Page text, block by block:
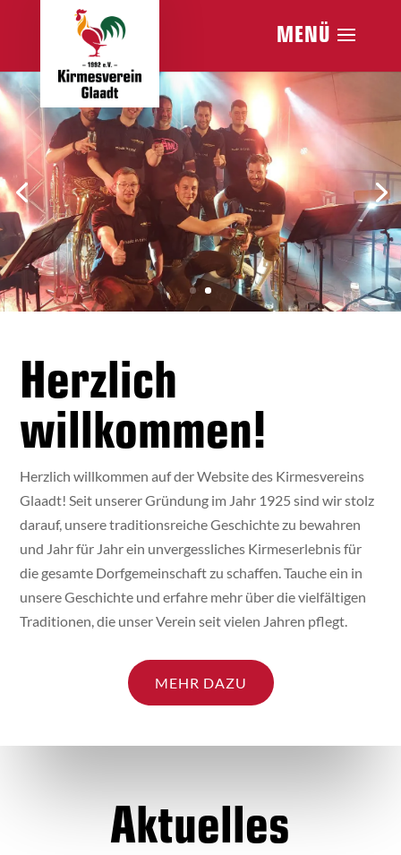
Herzlich
willkommen!
Herzlich willkommen auf der Website des Kirmesvereins
Glaadt! Seit unserer Gründung im Jahr 1925 sind wir stolz
darauf, unsere traditionsreiche Geschichte zu bewahren
und Jahr für Jahr ein unvergessliches Kirmeserlebnis für
die gesamte Dorfgemeinschaft zu schaffen. Tauche ein in
unsere Geschichte und erfahre mehr über die vielfältigen
Traditionen, die unser Verein seit vielen Jahren pflegt.
MEHR DAZU
Aktuelles